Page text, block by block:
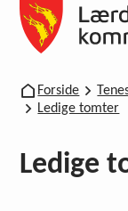
Du er her:
Forside
Ledige tomter
Ledige